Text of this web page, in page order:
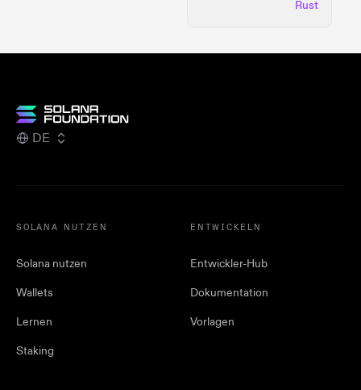
Rust
DE
SOLANA NUTZEN
Solana nutzen
Wallets
Lernen
Staking
ENTWICKELN
Entwickler-Hub
Dokumentation
Vorlagen